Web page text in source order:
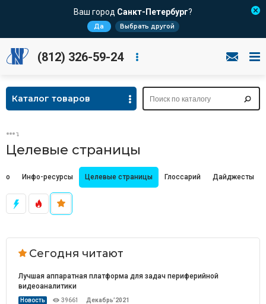
Ваш город Санкт-Петербург?
Да Выбрать другой
(812) 326-59-24
Каталог товаров
Целевые страницы
Инфо-ресурсы Целевые страницы Глоссарий Дайджесты
Сегодня читают
Лучшая аппаратная платформа для задач периферийной
видеоаналитики
Новость 39661 Декабрь’2021